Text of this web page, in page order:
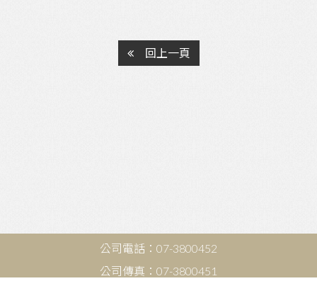
回上一頁
公司電話： 07-3800452
公司傳真： 07-3800451